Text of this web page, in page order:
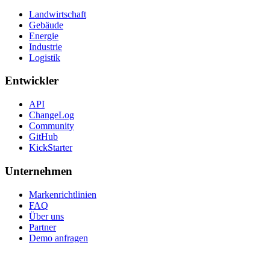
Landwirtschaft
Gebäude
Energie
Industrie
Logistik
Entwickler
API
ChangeLog
Community
GitHub
KickStarter
Unternehmen
Markenrichtlinien
FAQ
Über uns
Partner
Demo anfragen